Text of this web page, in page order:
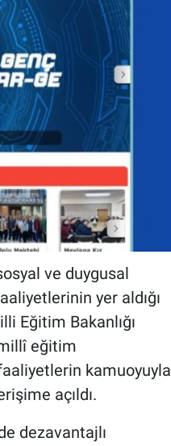
ve duygusal
yer aldığı
Eğitim Bakanlığı
eğitim
kamuoyuyla
açıldı.
dezavantajlı